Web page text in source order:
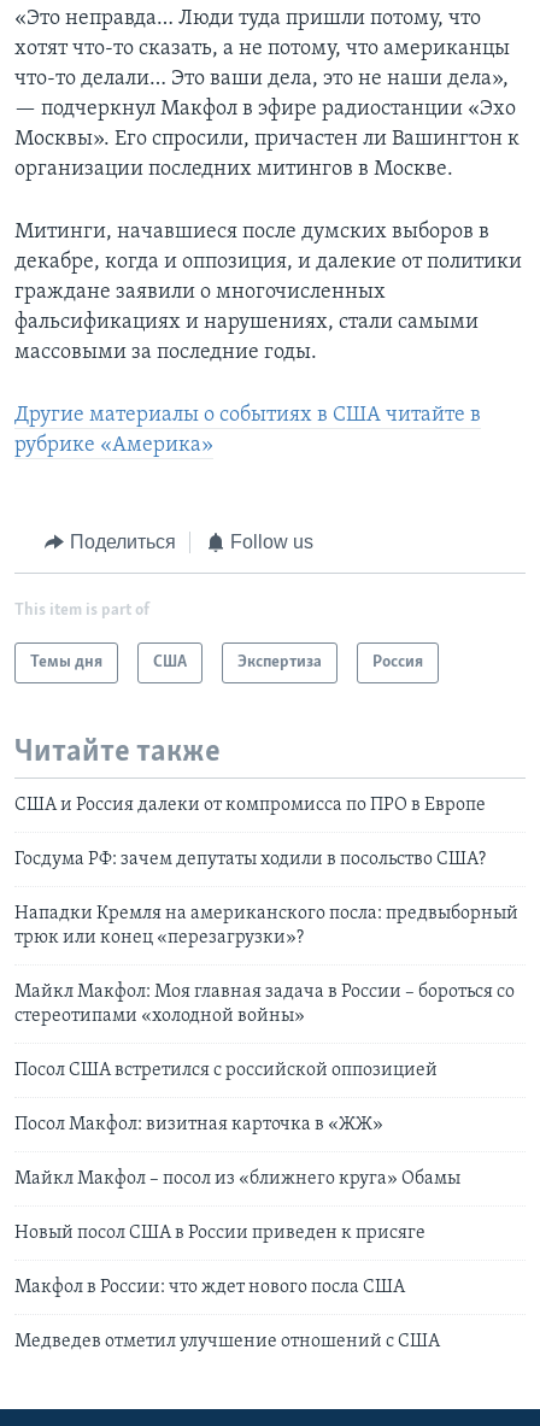
«Это неправда… Люди туда пришли потому, что
хотят что-то сказать, а не потому, что американцы
что-то делали… Это ваши дела, это не наши дела»,
— подчеркнул Макфол в эфире радиостанции «Эхо
Москвы». Его спросили, причастен ли Вашингтон к
организации последних митингов в Москве.
Митинги, начавшиеся после думских выборов в
декабре, когда и оппозиция, и далекие от политики
граждане заявили о многочисленных
фальсификациях и нарушениях, стали самыми
массовыми за последние годы.
Другие материалы о событиях в США читайте в
рубрике «Америка»
Поделиться Follow us
This item is part of
Темы дня США Экспертиза Россия
Читайте также
США и Россия далеки от компромисса по ПРО в Европе
Госдума РФ: зачем депутаты ходили в посольство США?
Нападки Кремля на американского посла: предвыборный
трюк или конец «перезагрузки»?
Майкл Макфол: Моя главная задача в России – бороться со
стереотипами «холодной войны»
Посол США встретился с российской оппозицией
Посол Макфол: визитная карточка в «ЖЖ»
Майкл Макфол – посол из «ближнего круга» Обамы
Новый посол США в России приведен к присяге
Макфол в России: что ждет нового посла США
Медведев отметил улучшение отношений с США